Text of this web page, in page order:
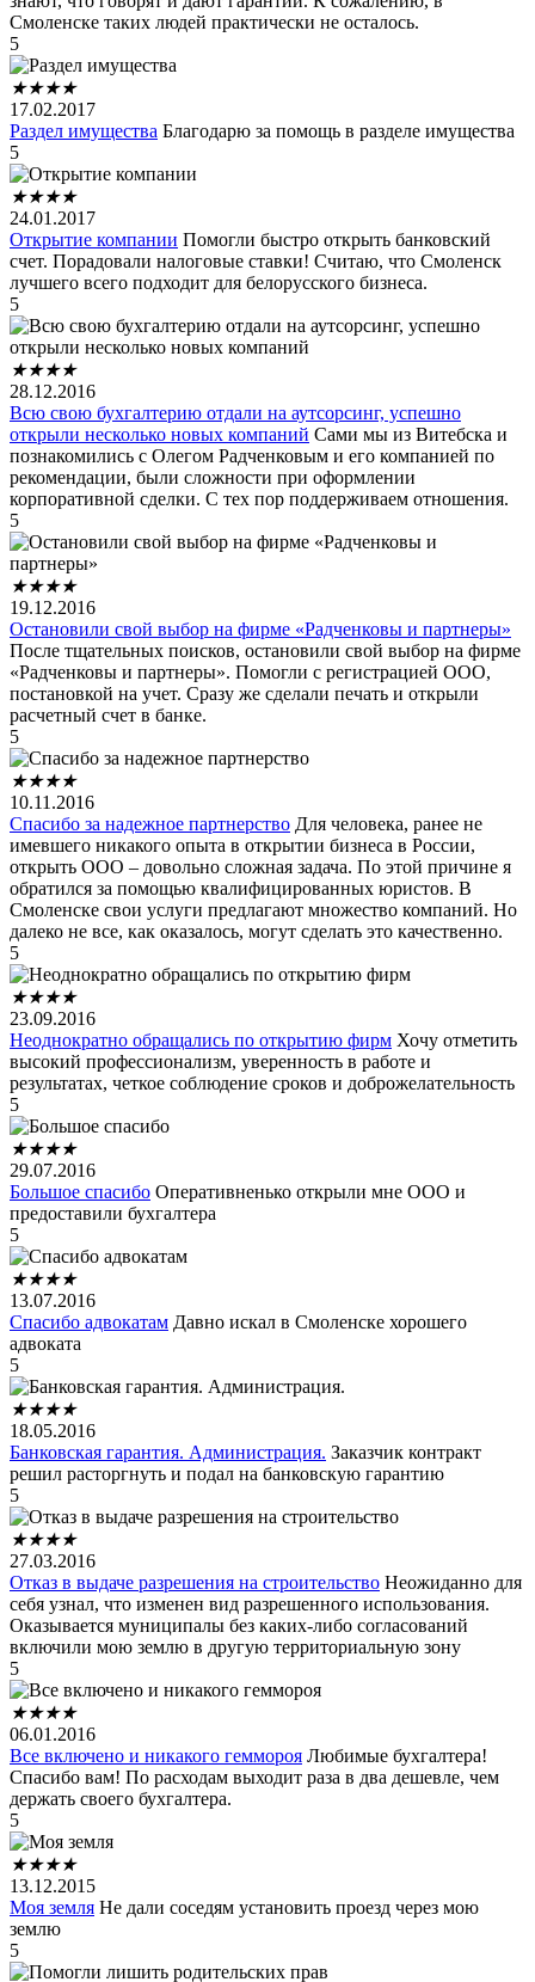
Смоленске таких людей практически не осталось.
5
★★★★
17.02.2017
Раздел имущества Благодарю за помощь в разделе имущества
5
★★★★
24.01.2017
Открытие компании Помогли быстро открыть банковский
счет. Порадовали налоговые ставки! Считаю, что Смоленск
лучшего всего подходит для белорусского бизнеса.
5
★★★★
28.12.2016
Всю свою бухгалтерию отдали на аутсорсинг, успешно
открыли несколько новых компаний Сами мы из Витебска и
познакомились с Олегом Радченковым и его компанией по
рекомендации, были сложности при оформлении
корпоративной сделки. С тех пор поддерживаем отношения.
5
★★★★
19.12.2016
Остановили свой выбор на фирме «Радченковы и партнеры»
После тщательных поисков, остановили свой выбор на фирме
«Радченковы и партнеры». Помогли с регистрацией ООО,
постановкой на учет. Сразу же сделали печать и открыли
расчетный счет в банке.
5
★★★★
10.11.2016
Спасибо за надежное партнерство Для человека, ранее не
имевшего никакого опыта в открытии бизнеса в России,
открыть ООО – довольно сложная задача. По этой причине я
обратился за помощью квалифицированных юристов. В
Смоленске свои услуги предлагают множество компаний. Но
далеко не все, как оказалось, могут сделать это качественно.
5
★★★★
23.09.2016
Неоднократно обращались по открытию фирм Хочу отметить
высокий профессионализм, уверенность в работе и
результатах, четкое соблюдение сроков и доброжелательность
5
★★★★
29.07.2016
Большое спасибо Оперативненько открыли мне ООО и
предоставили бухгалтера
5
★★★★
13.07.2016
Спасибо адвокатам Давно искал в Смоленске хорошего
адвоката
5
★★★★
18.05.2016
Банковская гарантия. Администрация. Заказчик контракт
решил расторгнуть и подал на банковскую гарантию
5
★★★★
27.03.2016
Отказ в выдаче разрешения на строительство Неожиданно для
себя узнал, что изменен вид разрешенного использования.
Оказывается муниципалы без каких-либо согласований
включили мою землю в другую территориальную зону
5
★★★★
06.01.2016
Все включено и никакого геммороя Любимые бухгалтера!
Спасибо вам! По расходам выходит раза в два дешевле, чем
держать своего бухгалтера.
5
★★★★
13.12.2015
Моя земля Не дали соседям установить проезд через мою
землю
5